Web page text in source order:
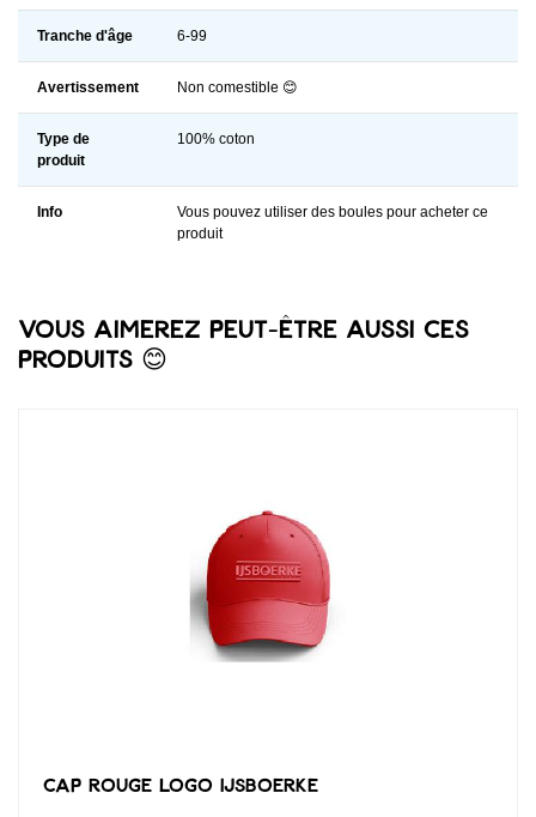
Tranche d'âge 6-99
Avertissement Non comestible 😊
Type de
produit
100% coton
Info
Vous pouvez utiliser des boules pour acheter ce
produit
Vous aimerez peut-être aussi ces
produits 😊
Cap rouge logo IJsboerke